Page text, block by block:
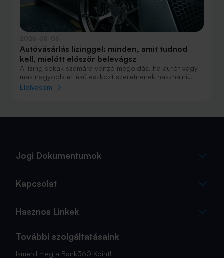
Autóvásárlás lízinggel: minden, amit tudnod
kell, mielőtt először belevágsz
A lízing sokak számára vonzó megoldás, ha autót vagy
más nagyobb értékű eszközt szeretnének használni
anélkül, hogy azt egy összegben ki kellene fizetniük.
Elolvasom
Jogi Dokumentumok
Kapcsolat
Hasznos Linkek
További szolgáltatásaink
Ismerd meg a Bank360 Koint!